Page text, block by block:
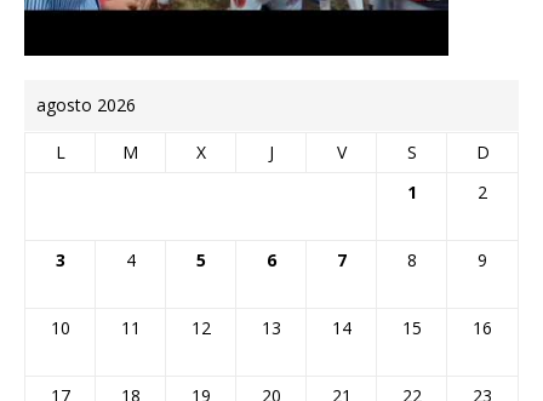
agosto 2026
L M X J V S
D
1
2
3 4 5 6 7 8 9
10 11 12 13 14 15 16
17 18 19 20 21 22 23